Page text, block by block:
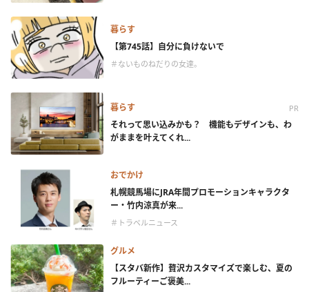
暮らす
【第745話】自分に負けないで
＃ないものねだりの女達。
暮らす PR
それって思い込みかも？ 機能もデザインも、わ
がままを叶えてくれ...
おでかけ
札幌競馬場にJRA年間プロモーションキャラクタ
ー・竹内涼真が来...
＃トラベルニュース
グルメ
【スタバ新作】贅沢カスタマイズで楽しむ、夏の
フルーティーご褒美...